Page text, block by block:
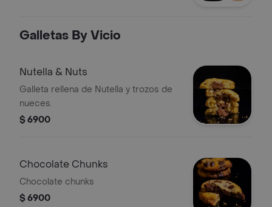
Galletas By Vicio
Nutella & Nuts
Galleta rellena de Nutella y trozos de
nueces.
$ 6900
Chocolate Chunks
Chocolate chunks
$ 6900